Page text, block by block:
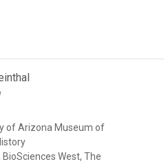
of Arizona Museum of
BioSciences West, The